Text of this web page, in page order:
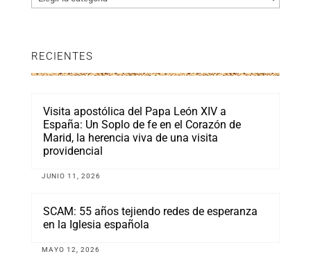
RECIENTES
Visita apostólica del Papa León XIV a
España: Un Soplo de fe en el Corazón de
Marid, la herencia viva de una visita
providencial
JUNIO 11, 2026
SCAM: 55 años tejiendo redes de esperanza
en la Iglesia española
MAYO 12, 2026